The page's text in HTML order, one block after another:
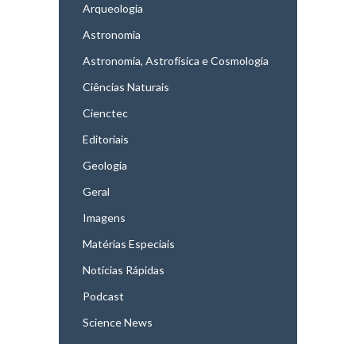
Arqueologia
Astronomia
Astronomia, Astrofísica e Cosmologia
Ciências Naturais
Cienctec
Editoriais
Geologia
Geral
Imagens
Matérias Especiais
Notícias Rápidas
Podcast
Science News